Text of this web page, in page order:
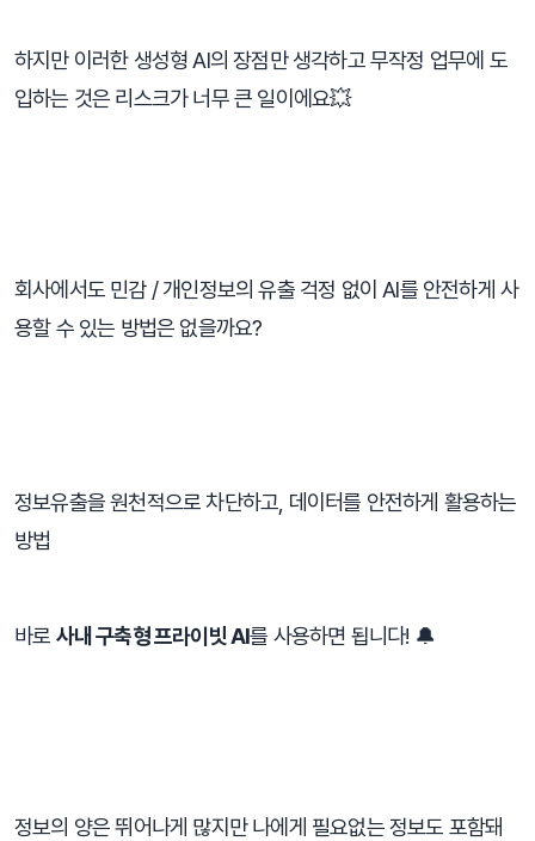
하지만 이러한 생성형 AI의 장점만 생각하고 무작정 업무에 도
입하는 것은 리스크가 너무 큰 일이에요💥
회사에서도 민감 / 개인정보의 유출 걱정 없이 AI를 안전하게 사
용할 수 있는 방법은 없을까요?
정보유출을 원천적으로 차단하고, 데이터를 안전하게 활용하는
방법⠀
바로 사내 구축형 프라이빗 AI를 사용하면 됩니다! 🔔
정보의 양은 뛰어나게 많지만 나에게 필요없는 정보도 포함돼